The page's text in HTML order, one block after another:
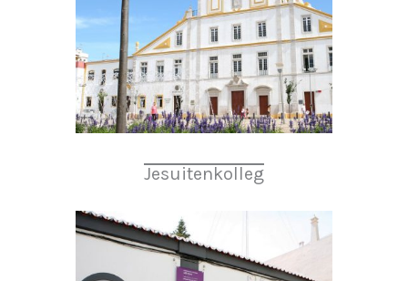
Jesuitenkolleg